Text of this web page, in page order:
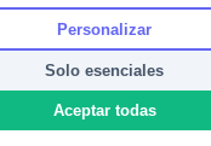
Política de Contenido
Personalizar
Solo esenciales
Aceptar todas